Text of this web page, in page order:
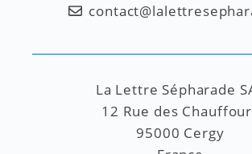
La Lettre Sépharade
12 Rue des
95000 Cergy